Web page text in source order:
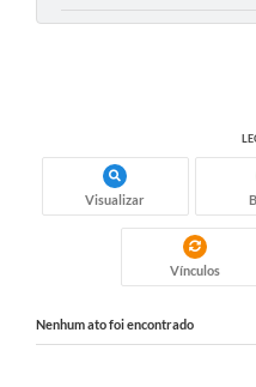
Fale Conosco
Carta de Serviços
Galeria de Fotos
Transparência
Visualizar
Vínculos
Nenhum ato foi encontrado